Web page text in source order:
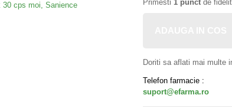
Primesti 1 punct de
Doriti sa aflati mai multe
Telefon farmacie :
suport@efarma.ro